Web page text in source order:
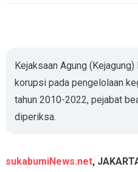
Kejaksaan Agung
korupsi pada pengelolaan
tahun 2010-2022, pejabat
diperiksa.
sukabumiNews.net,